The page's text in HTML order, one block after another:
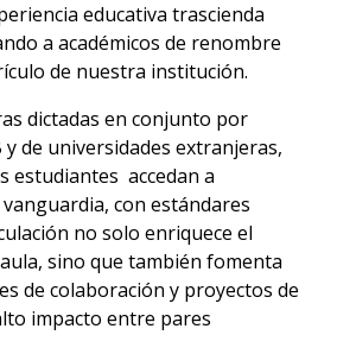
educativa trascienda
a académicos de renombre
de nuestra institución.
dictadas en conjunto por
de universidades extranjeras,
estudiantes accedan a
con estándares
no solo enriquece el
sino que también fomenta
de colaboración y proyectos de
impacto entre pares